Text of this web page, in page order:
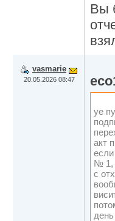
Вы
vasmarie
20.05.2026 08:47
yе
акт
№ 1,
с